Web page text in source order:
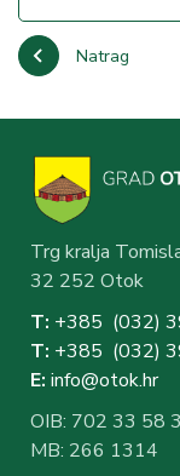
Natrag
Trg kralja
32 252 Otok
T: +385 (032) 3
T: +385 (032)
E: info@otok.hr
OIB: 702 33 58
MB: 266 1314